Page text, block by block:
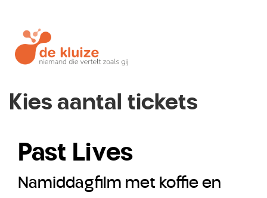
Kies aantal tickets
Past Lives
Namiddagfilm met koffie en